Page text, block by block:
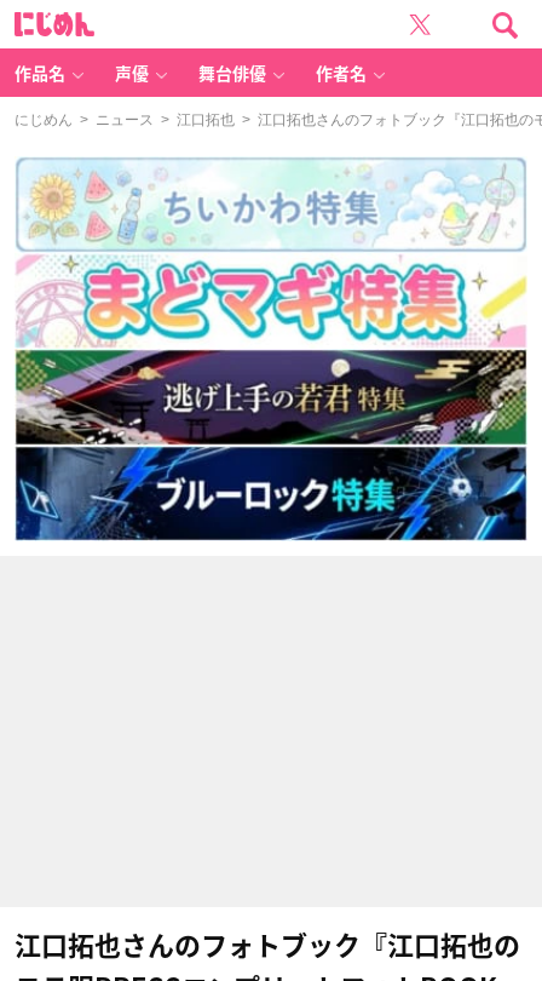
作品名 声優 舞台俳優 作者名
にじめん > ニュース > 江口拓也 > 江口拓也さんのフォトブック『江口拓也の
江口拓也さんのフォトブック『江口拓也の